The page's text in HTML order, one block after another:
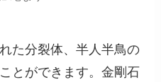
た分裂体、半人半鳥の
とができます。金剛石